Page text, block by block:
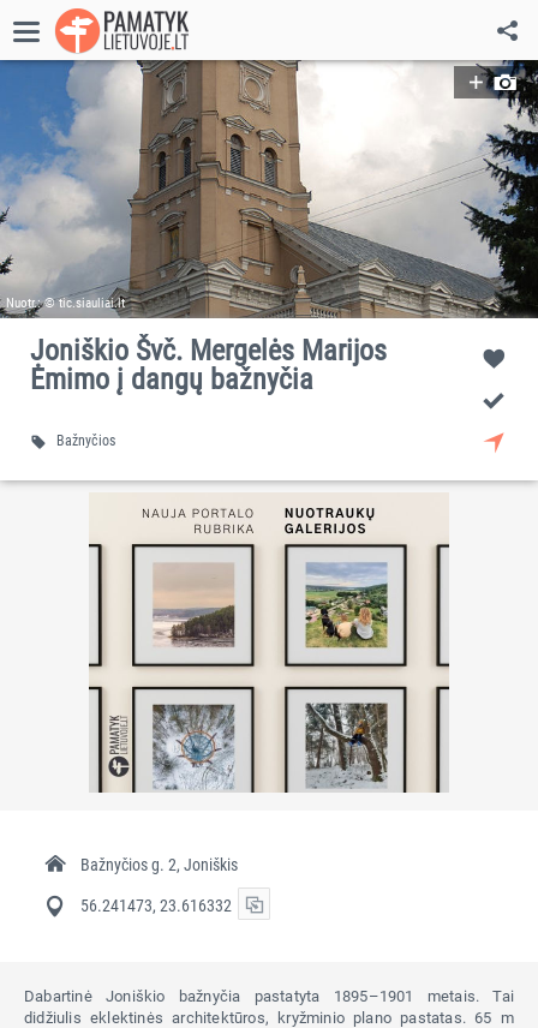
Joniškio Švč. Mergelės Marijos
Ėmimo į dangų bažnyčia
Bažnyčios
Nuotr.: © tic.siauliai.lt
Dabartinė Joniškio bažnyčia pastatyta 1895–1901 metais. Tai
didžiulis eklektinės architektūros, kryžminio plano pastatas. 65 m
Bažnyčios g. 2, Joniškis
56.241473, 23.616332